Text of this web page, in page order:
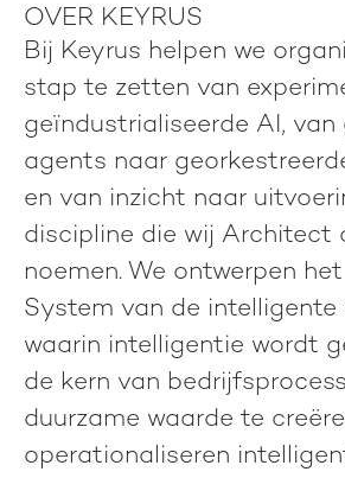
OVER KEYRUS
Bij Keyrus helpen we
stap te zetten van
geïndustrialiseerde AI, van
agents naar
en van inzicht naar
discipline die wij Architect
noemen. We ontwerpen
System van de intelligente
waarin intelligentie wordt
de kern van
duurzame waarde te
operationaliseren